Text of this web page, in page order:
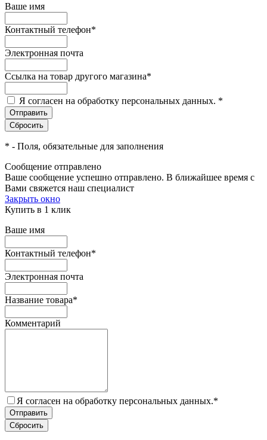
Ваше имя
Контактный телефон*
Электронная почта
Ссылка на товар другого магазина*
Я согласен на обработку персональных данных. *
* - Поля, обязательные для заполнения
Сообщение отправлено
Ваше сообщение успешно отправлено. В ближайшее время с
Вами свяжется наш специалист
Закрыть окно
Купить в 1 клик
Ваше имя
Контактный телефон*
Электронная почта
Название товара*
Комментарий
Я согласен на обработку персональных данных.*